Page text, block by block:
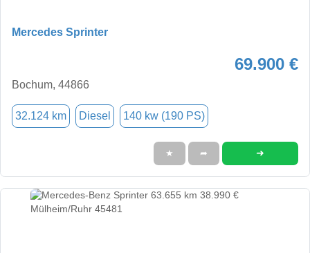
Mercedes Sprinter
69.900 €
Bochum, 44866
32.124 km Diesel 140 kw (190 PS)
★ ➦ ➜